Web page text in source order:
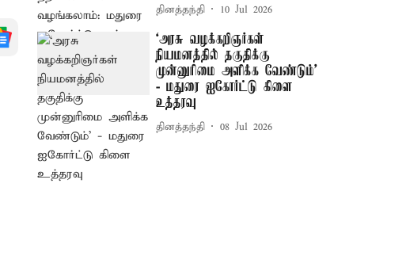
தினத்தந்தி 10 Jul 2026
‘அரசு வழக்கறிஞர்கள்
நியமனத்தில் தகுதிக்கு
முன்னுரிமை அளிக்க வேண்டும்’
- மதுரை ஐகோர்ட்டு கிளை
உத்தரவு
தினத்தந்தி 08 Jul 2026